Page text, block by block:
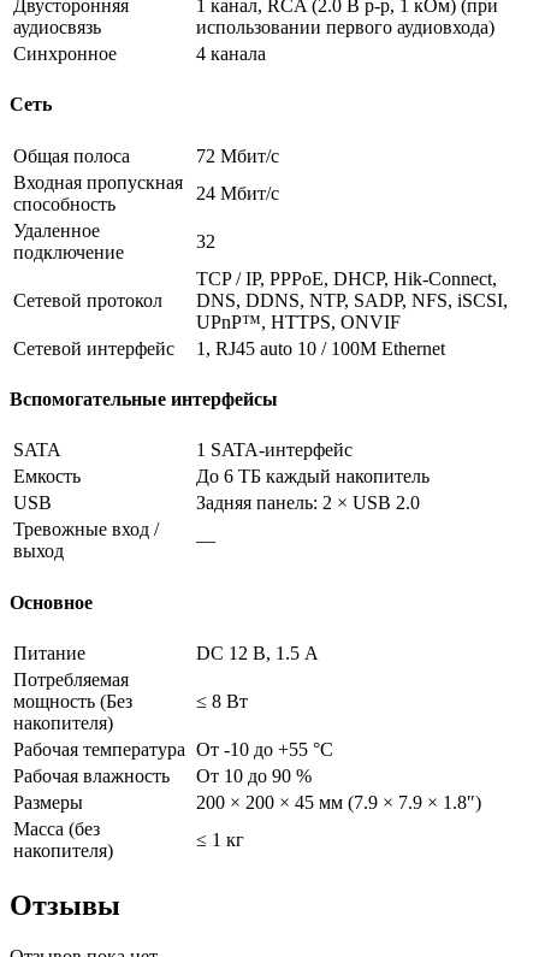
Двусторонняя
аудиосвязь
1 канал, RCA (2.0 В p-p, 1 кОм) (при
использовании первого аудиовхода)
Синхронное
4 канала
Сеть
Общая полоса
72 Мбит/с
Входная пропускная
способность
24 Мбит/с
Удаленное
подключение
32
Сетевой протокол
TCP / IP, PPPoE, DHCP, Hik-Connect,
DNS, DDNS, NTP, SADP, NFS, iSCSI,
UPnP™, HTTPS, ONVIF
Сетевой интерфейс
1, RJ45 auto 10 / 100M Ethernet
Вспомогательные интерфейсы
SATA
1 SATA-интерфейс
Емкость
До 6 ТБ каждый накопитель
USB
Задняя панель: 2 × USB 2.0
Тревожные вход /
выход
—
Основное
Питание
DC 12 В, 1.5 А
Потребляемая
мощность (Без
накопителя)
≤ 8 Вт
Рабочая температура От -10 до +55 °C
Рабочая влажность
От 10 до 90 %
Размеры
200 × 200 × 45 мм (7.9 × 7.9 × 1.8″)
Масса (без
накопителя)
≤ 1 кг
Отзывы